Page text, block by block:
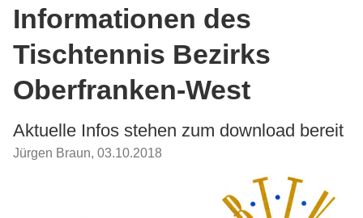
Informationen des
Tischtennis Bezirks
Oberfranken-West
Aktuelle Infos stehen zum download bereit
Jürgen Braun, 03.10.2018